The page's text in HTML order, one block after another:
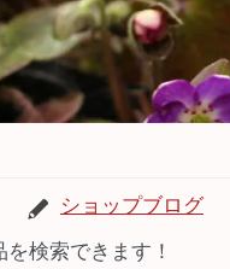
ショップブログ
検索できます！